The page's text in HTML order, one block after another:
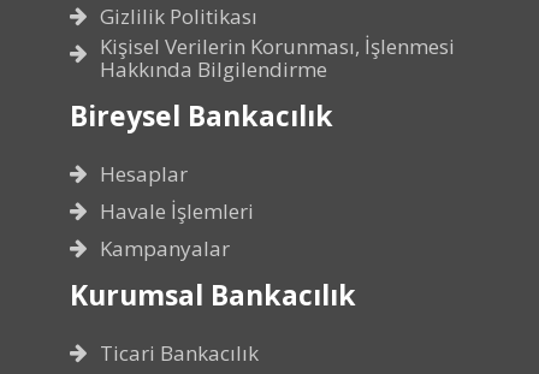
Gizlilik Politikası
Kişisel Verilerin Korunması, İşlenmesi
Hakkında Bilgilendirme
Bireysel Bankacılık
Hesaplar
Havale İşlemleri
Kampanyalar
Kurumsal Bankacılık
Ticari Bankacılık